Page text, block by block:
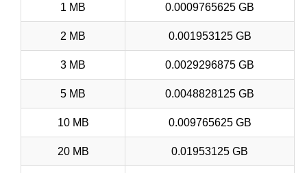
1 MB 0.0009765625 GB
2 MB 0.001953125 GB
3 MB 0.0029296875 GB
5 MB 0.0048828125 GB
10 MB 0.009765625 GB
20 MB 0.01953125 GB